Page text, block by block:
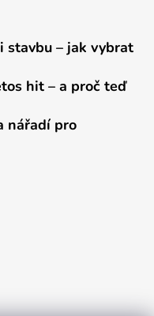
stavbu – jak vybrat
hit – a proč teď
nářadí pro